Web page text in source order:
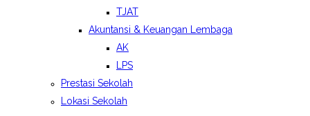
TJAT
Akuntansi & Keuangan Lembaga
AK
LPS
Prestasi Sekolah
Lokasi Sekolah